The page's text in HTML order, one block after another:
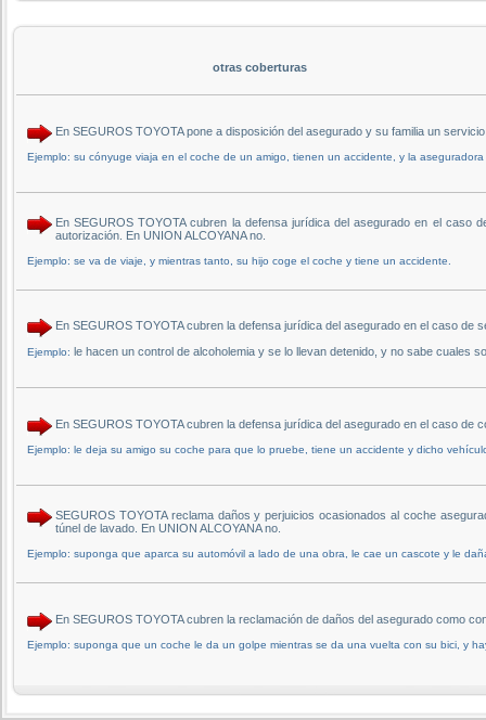
otras coberturas
En SEGUROS TOYOTA pone a disposición del asegurado y su familia un
Ejemplo: su cónyuge viaja en el coche de un amigo, tienen un accidente, y la
En SEGUROS TOYOTA cubren la defensa jurídica del asegurado en el
autorización. En UNION ALCOYANA no.
Ejemplo: se va de viaje, y mientras tanto, su hijo coge el coche y tiene un accidente.
En SEGUROS TOYOTA cubren la defensa jurídica del asegurado en el caso de
Ejemplo: le hacen un control de alcoholemia y se lo llevan detenido, y no sabe cuales
En SEGUROS TOYOTA cubren la defensa jurídica del asegurado en el caso de
Ejemplo: le deja su amigo su coche para que lo pruebe, tiene un accidente y dicho
SEGUROS TOYOTA reclama daños y perjuicios ocasionados al coche
túnel de lavado. En UNION ALCOYANA no.
Ejemplo: suponga que aparca su automóvil a lado de una obra, le cae un cascote y le
En SEGUROS TOYOTA cubren la reclamación de daños del asegurado como
Ejemplo: suponga que un coche le da un golpe mientras se da una vuelta con su bici, y